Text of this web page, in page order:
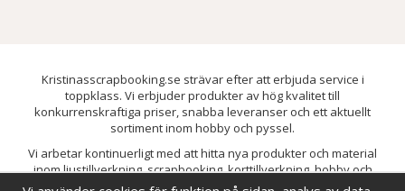
Kristinasscrapbooking.se strävar efter att erbjuda service i
toppklass. Vi erbjuder produkter av hög kvalitet till
konkurrenskraftiga priser, snabba leveranser och ett aktuellt
sortiment inom hobby och pyssel.
Vi arbetar kontinuerligt med att hitta nya produkter och material
inom ljustillverkning, scrapbooking, korttillverkning, hobby och
pyssel. Målet är att bredda sortimentet och löpande förbättra och